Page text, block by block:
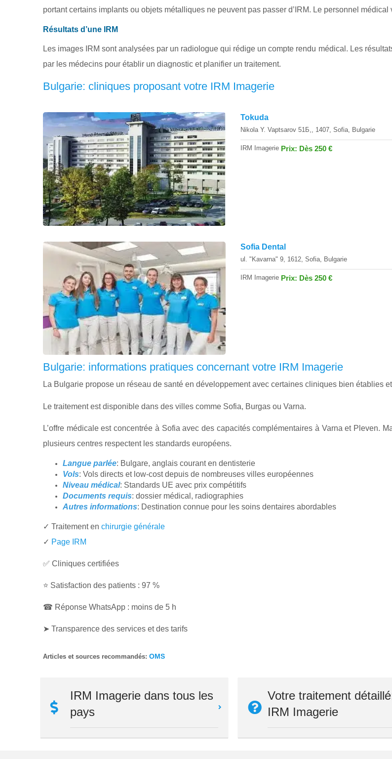
portant certains implants ou objets métalliques ne peuvent pas passer d’IRM. Le personnel
Résultats d’une IRM
Les images IRM sont analysées par un radiologue qui rédige un compte rendu médical. Les
par les médecins pour établir un diagnostic et planifier un traitement.
Bulgarie: cliniques proposant votre IRM Imagerie
Tokuda
Nikola Y. Vaptsarov 51Б,, 1407, Sofia, Bulgarie
IRM Imagerie Prix: Dès 250 €
Sofia Dental
ul. "Kavarna" 9, 1612, Sofia, Bulgarie
IRM Imagerie Prix: Dès 250 €
Bulgarie: informations pratiques concernant votre IRM Imagerie
La Bulgarie propose un réseau de santé en développement avec certaines cliniques bien établies
Le traitement est disponible dans des villes comme Sofia, Burgas ou Varna.
L’offre médicale est concentrée à Sofia avec des capacités complémentaires à Varna et Pleven.
plusieurs centres respectent les standards européens.
Langue parlée: Bulgare, anglais courant en dentisterie
Vols: Vols directs et low-cost depuis de nombreuses villes européennes
Niveau médical: Standards UE avec prix compétitifs
Documents requis: dossier médical, radiographies
Autres informations: Destination connue pour les soins dentaires abordables
✓ Traitement en chirurgie générale
✓ Page IRM
✅ Cliniques certifiées
⭐ Satisfaction des patients : 97 %
☎ Réponse WhatsApp : moins de 5 h
➤ Transparence des services et des tarifs
Articles et sources recommandés: OMS
IRM Imagerie dans tous les
pays
Votre traitement
IRM Imagerie